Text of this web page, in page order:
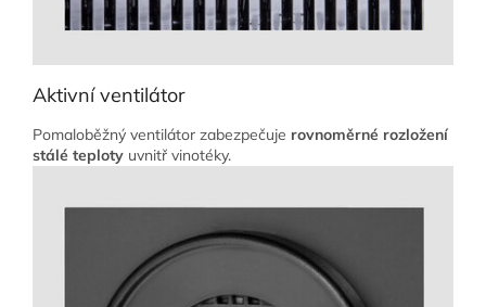
Aktivní ventilátor
Pomaloběžný ventilátor zabezpečuje rovnoměrné rozložení
stálé teploty uvnitř vinotéky.